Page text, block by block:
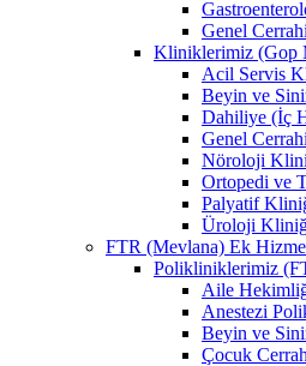
Genel
Kliniklerimiz (Gop
Acil Servis
Beyin ve
Dahiliye (İç
Genel
Nöroloji
Ortopedi ve
Palyatif
Üroloji
FTR (Mevlana) Ek
Polikliniklerimiz
Aile
Anestezi
Beyin ve
Çocuk